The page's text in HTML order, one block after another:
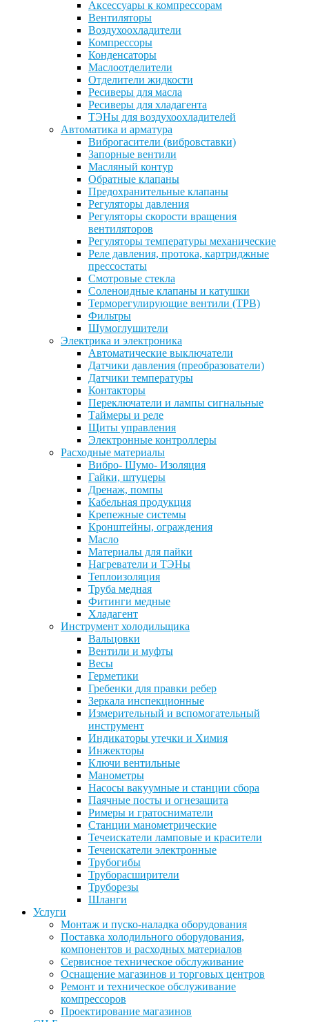
Аксессуары к компрессорам
Вентиляторы
Воздухоохладители
Компрессоры
Конденсаторы
Маслоотделители
Отделители жидкости
Ресиверы для масла
Ресиверы для хладагента
ТЭНы для воздухоохладителей
Автоматика и арматура
Виброгасители (вибровставки)
Запорные вентили
Масляный контур
Обратные клапаны
Предохранительные клапаны
Регуляторы давления
Регуляторы скорости вращения
вентиляторов
Регуляторы температуры механические
Реле давления, протока, картриджные
прессостаты
Смотровые стекла
Соленоидные клапаны и катушки
Терморегулирующие вентили (ТРВ)
Фильтры
Шумоглушители
Электрика и электроника
Автоматические выключатели
Датчики давления (преобразователи)
Датчики температуры
Контакторы
Переключатели и лампы сигнальные
Таймеры и реле
Щиты управления
Электронные контроллеры
Расходные материалы
Вибро- Шумо- Изоляция
Гайки, штуцеры
Дренаж, помпы
Кабельная продукция
Крепежные системы
Кронштейны, ограждения
Масло
Материалы для пайки
Нагреватели и ТЭНы
Теплоизоляция
Труба медная
Фитинги медные
Хладагент
Инструмент холодильщика
Вальцовки
Вентили и муфты
Весы
Герметики
Гребенки для правки ребер
Зеркала инспекционные
Измерительный и вспомогательный
инструмент
Индикаторы утечки и Химия
Инжекторы
Ключи вентильные
Манометры
Насосы вакуумные и станции сбора
Паячные посты и огнезащита
Римеры и гратосниматели
Станции манометрические
Течеискатели ламповые и красители
Течеискатели электронные
Трубогибы
Труборасширители
Труборезы
Шланги
Услуги
Монтаж и пуско-наладка оборудования
Поставка холодильного оборудования,
компонентов и расходных материалов
Сервисное техническое обслуживание
Оснащение магазинов и торговых центров
Ремонт и техническое обслуживание
компрессоров
Проектирование магазинов